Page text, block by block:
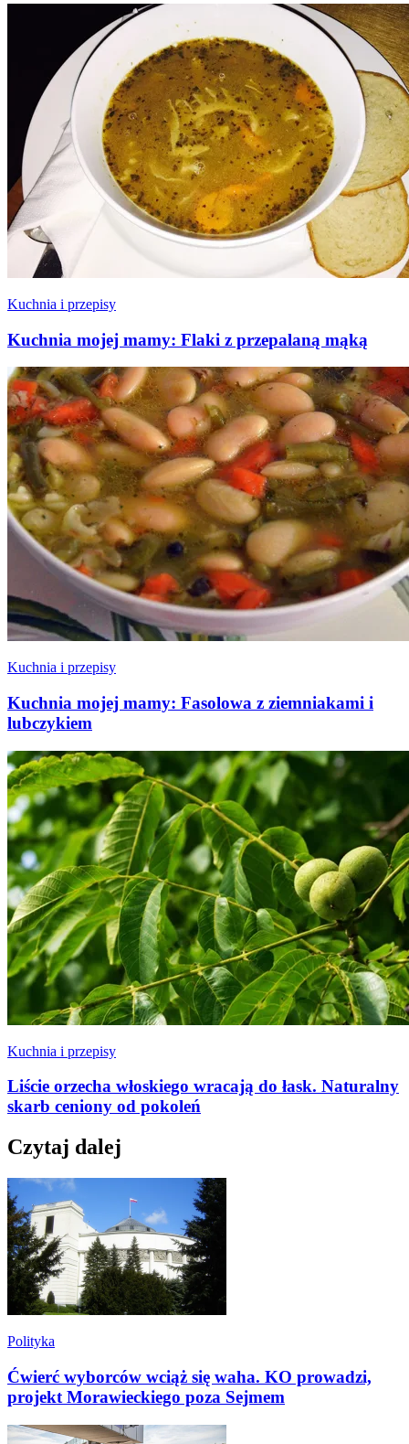
Kuchnia i przepisy
Kuchnia mojej mamy: Flaki z przepalaną mąką
Kuchnia i przepisy
Kuchnia mojej mamy: Fasolowa z ziemniakami i
lubczykiem
Kuchnia i przepisy
Liście orzecha włoskiego wracają do łask. Naturalny
skarb ceniony od pokoleń
Czytaj dalej
Polityka
Ćwierć wyborców wciąż się waha. KO prowadzi,
projekt Morawieckiego poza Sejmem